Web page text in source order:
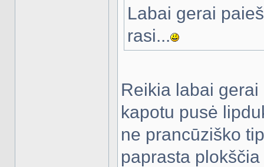
Labai gerai
rasi...
Reikia labai
kapotu pusė
ne prancūziško
paprasta